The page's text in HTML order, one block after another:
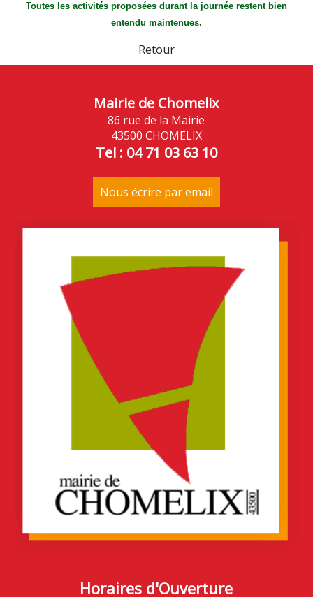
Toutes les activités proposées durant la journée restent bien
entendu maintenues.
Retour
Mairie de Chomelix
86 rue de la Mairie
43500 CHOMELIX
Tel : 04 71 03 63 10
Nous écrire par email
Horaires d'Ouverture